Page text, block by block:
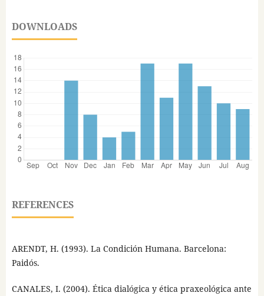
DOWNLOADS
REFERENCES
ARENDT, H. (1993). La Condición Humana. Barcelona:
Paidós.
CANALES, I. (2004). Ética dialógica y ética praxeológica ante